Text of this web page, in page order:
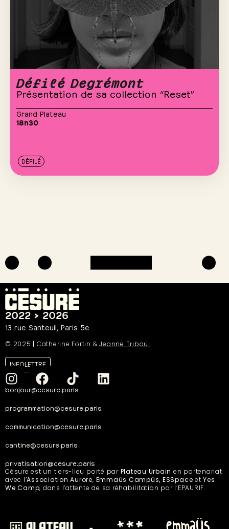
Défilé Degrémont
Présentation de sa collection “Reset”
Grand Plateau
18h30
DÉFILÉ
2022 > 2026
13 rue Santeuil, Paris 5e
© 2025 | Catherine Fortin &Jeanne Triboul
INFOLETTRE
bonjour@cesure.paris
programmation@cesure.paris
communication@cesure.paris
cantine@cesure.paris
privatisation@cesure.paris
Césure est un tiers-lieu porté par Plateau Urbain en partenariat
avec l’Association Aurore, Emmaüs Campüs, ESSpaceetYes
We Camp, dans l’attente de sa réhabilitation par l’EPAURIF.